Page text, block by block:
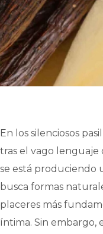
En los silenciosos
tras el vago lenguaje
se está produciendo
busca formas
placeres más
íntima. Sin